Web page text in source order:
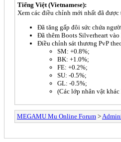
Tiếng Việt (Vietnamese):
Xem các điều chỉnh mới nhất đã
Đã tăng gấp đôi sức chứa
Đã thêm Boots Silverheart vào
Điều chỉnh sát thương PvP
SM: +0.8%;
BK: +1.0%;
FE: +0.2%;
SU: -0.5%;
GL: -0.5%;
(Các lớp nhân vật
MEGAMU Mu Online Forum >